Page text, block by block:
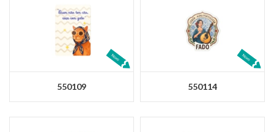
550109 550114